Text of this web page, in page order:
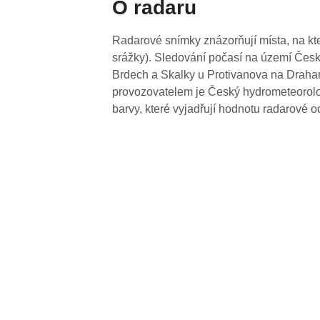
O radaru
Radarové snímky znázorňují místa, na
srážky). Sledování počasí na území
Brdech a Skalky u Protivanova na
provozovatelem je Český
barvy, které vyjadřují hodnotu radarové